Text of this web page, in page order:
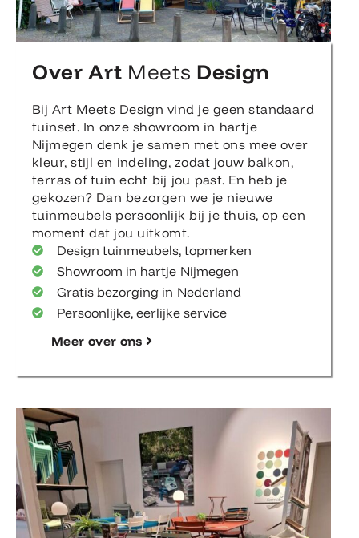
Over Art Meets Design
Bij Art Meets Design vind je geen standaard
tuinset. In onze showroom in hartje
Nijmegen denk je samen met ons mee over
kleur, stijl en indeling, zodat jouw balkon,
terras of tuin echt bij jou past. En heb je
gekozen? Dan bezorgen we je nieuwe
tuinmeubels persoonlijk bij je thuis, op een
moment dat jou uitkomt.
Design tuinmeubels, topmerken
Showroom in hartje Nijmegen
Gratis bezorging in Nederland
Persoonlijke, eerlijke service
Meer over ons